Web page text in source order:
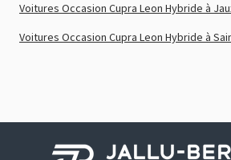
Voitures Occasion Cupra Leon Hybride à
Voitures Occasion Cupra Leon Hybride à